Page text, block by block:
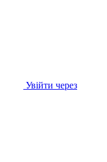
Увійти через